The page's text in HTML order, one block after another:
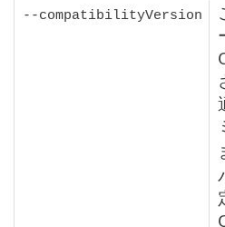
--compatibilityVersion